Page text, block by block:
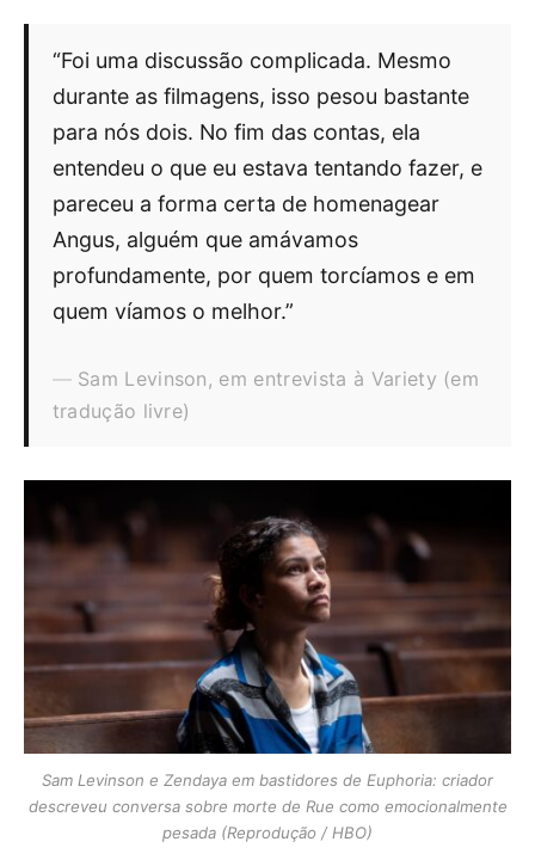
“Foi uma discussão complicada. Mesmo
durante as filmagens, isso pesou bastante
para nós dois. No fim das contas, ela
entendeu o que eu estava tentando fazer, e
pareceu a forma certa de homenagear
Angus, alguém que amávamos
profundamente, por quem torcíamos e em
quem víamos o melhor.”
Sam Levinson, em entrevista à Variety (em
tradução livre)
Sam Levinson e Zendaya em bastidores de Euphoria: criador
descreveu conversa sobre morte de Rue como emocionalmente
pesada (Reprodução / HBO)